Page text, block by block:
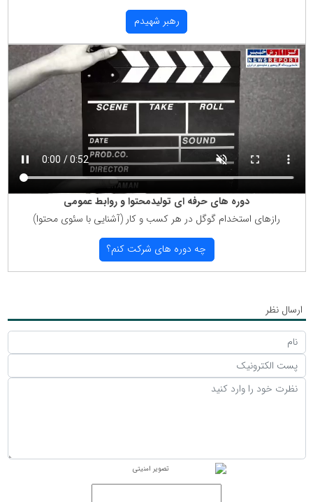
رهبر شهیدم
دوره های حرفه ای تولیدمحتوا و روابط عمومی
رازهای استخدام گوگل در هر كسب و كار (آشنایی با سئوی محتوا)
چه دوره های شركت كنم؟
ارسال نظر